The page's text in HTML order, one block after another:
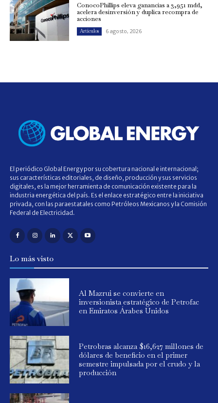
ConocoPhillips eleva ganancias a 3,951 mdd,
acelera desinversión y duplica recompra de
acciones
Artículos 6 agosto, 2026
El periódico Global Energy por su cobertura nacional e internacional;
sus características editoriales, de diseño, producción y sus servicios
digitales, es la mejor herramienta de comunicación existente para la
industria energética del país. Es el enlace estratégico entre la iniciativa
privada, con las paraestatales como Petróleos Mexicanos y la Comisión
Federal de Electricidad.
Lo más visto
Al Mazrui se convierte en
inversionista estratégico de Petrofac
en Emiratos Árabes Unidos
Petrobras alcanza $16,627 millones de
dólares de beneficio en el primer
semestre impulsada por el crudo y la
producción